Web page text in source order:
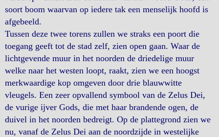
soort boom waarvan op iedere tak een menselijk hoofd is
afgebeeld.
Tussen deze twee torens zullen we straks een poort die
toegang geeft tot de stad zelf, zien open gaan. Waar de
lichtgevende muur in het noorden de driedelige muur
welke naar het westen loopt, raakt, zien we een hoogst
merkwaardige kop omgeven door drie blauwwitte
vleugels. Een zeer opvallend symbool van de Zelus Dei,
de vurige ijver Gods, die met haar brandende ogen, de
duivel in het noorden bedreigt. Op de plattegrond zien we
nu, vanaf de Zelus Dei aan de noordzijde in westelijke